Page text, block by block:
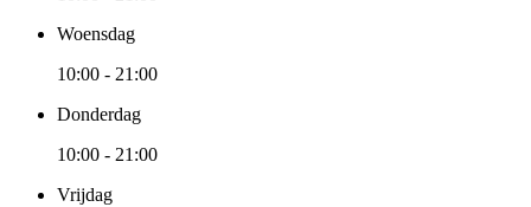
Woensdag
10:00 - 21:00
Donderdag
10:00 - 21:00
Vrijdag